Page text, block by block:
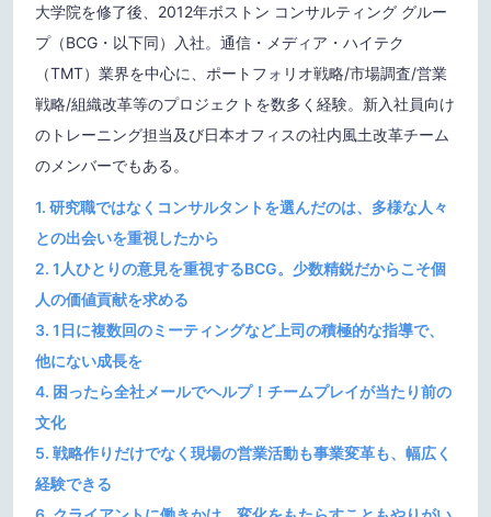
大学院を修了後、2012年ボストン コンサルティング グルー
プ（BCG・以下同）入社。通信・メディア・ハイテク
（TMT）業界を中心に、ポートフォリオ戦略/市場調査/営業
戦略/組織改革等のプロジェクトを数多く経験。新入社員向け
のトレーニング担当及び日本オフィスの社内風土改革チーム
のメンバーでもある。
1. 研究職ではなくコンサルタントを選んだのは、多様な人々
との出会いを重視したから
2. 1人ひとりの意見を重視するBCG。少数精鋭だからこそ個
人の価値貢献を求める
3. 1日に複数回のミーティングなど上司の積極的な指導で、
他にない成長を
4. 困ったら全社メールでヘルプ！チームプレイが当たり前の
文化
5. 戦略作りだけでなく現場の営業活動も事業変革も、幅広く
経験できる